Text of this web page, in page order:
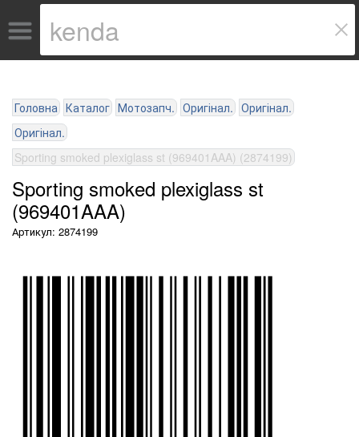
Головна Каталог Мотозапч. Оригінал. Оригінал.
Оригінал.
Sporting smoked plexiglass st (969401AAA) (2874199)
Sporting smoked plexiglass st
(969401AAA)
Артикул: 2874199